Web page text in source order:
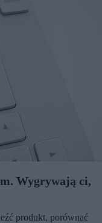
Wygrywają ci,
produkt, porównać